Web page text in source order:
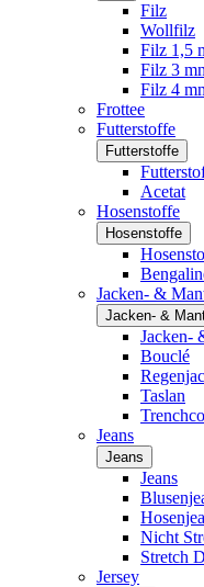
Filz
Wollfilz
Filz 1,5
Filz 3
Filz 4
Frottee
Futterstoffe
Futterstoffe
Acetat
Hosenstoffe
Hosenstoffe
Jacken- &
Jacken- &
Jacken-
Bouclé
Taslan
Jeans
Jeans
Jeans
Nicht
Stretch
Jersey